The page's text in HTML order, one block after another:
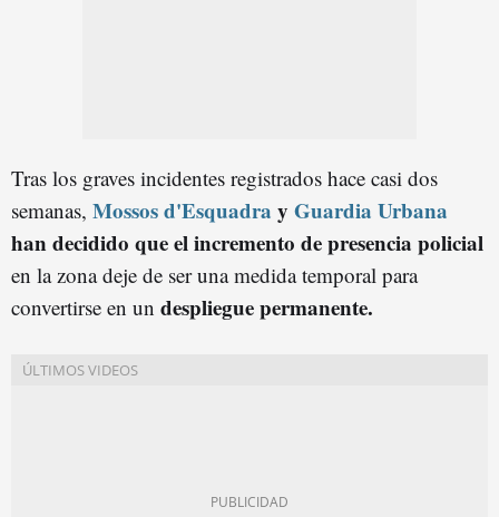
Tras los graves incidentes registrados hace casi dos
semanas, Mossos d'Esquadra y Guardia Urbana
han decidido que el incremento de presencia policial
en la zona deje de ser una medida temporal para
convertirse en un despliegue permanente.